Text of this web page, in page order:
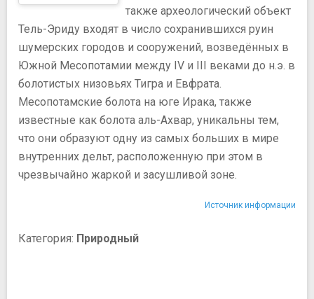
также археологический объект
Тель-Эриду входят в число сохранившихся руин
шумерских городов и сооружений, возведённых в
Южной Месопотамии между IV и III веками до н.э. в
болотистых низовьях Тигра и Евфрата.
Месопотамские болота на юге Ирака, также
известные как болота аль-Ахвар, уникальны тем,
что они образуют одну из самых больших в мире
внутренних дельт, расположенную при этом в
чрезвычайно жаркой и засушливой зоне.
Источник информации
Категория: Природный